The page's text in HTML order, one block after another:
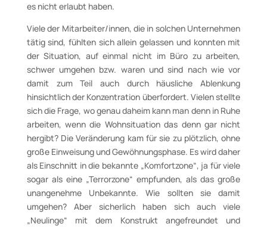
es nicht erlaubt haben.
Viele der Mitarbeiter/innen, die in solchen Unternehmen
tätig sind, fühlten sich allein gelassen und konnten mit
der Situation, auf einmal nicht im Büro zu arbeiten,
schwer umgehen bzw. waren und sind nach wie vor
damit zum Teil auch durch häusliche Ablenkung
hinsichtlich der Konzentration überfordert. Vielen stellte
sich die Frage, wo genau daheim kann man denn in Ruhe
arbeiten, wenn die Wohnsituation das denn gar nicht
hergibt? Die Veränderung kam für sie zu plötzlich, ohne
große Einweisung und Gewöhnungsphase. Es wird daher
als Einschnitt in die bekannte „Komfortzone“, ja für viele
sogar als eine „Terrorzone“ empfunden, als das große
unangenehme Unbekannte. Wie sollten sie damit
umgehen? Aber sicherlich haben sich auch viele
„Neulinge“ mit dem Konstrukt angefreundet und